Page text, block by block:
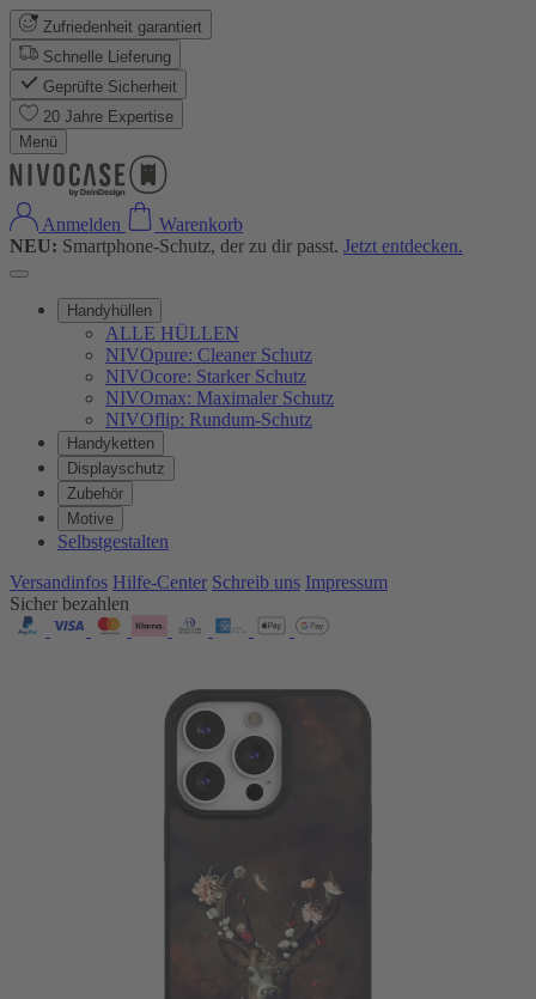
Zufriedenheit garantiert
Schnelle Lieferung
Geprüfte Sicherheit
20 Jahre Expertise
Menü
Anmelden
Warenkorb
NEU: Smartphone-Schutz, der zu dir passt. Jetzt entdecken.
Handyhüllen
ALLE HÜLLEN
NIVOpure: Cleaner Schutz
NIVOcore: Starker Schutz
NIVOmax: Maximaler Schutz
NIVOflip: Rundum-Schutz
Handyketten
Displayschutz
Zubehör
Motive
Selbstgestalten
Versandinfos Hilfe-Center Schreib uns Impressum
Sicher bezahlen